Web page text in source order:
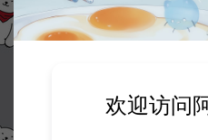
欢迎访问